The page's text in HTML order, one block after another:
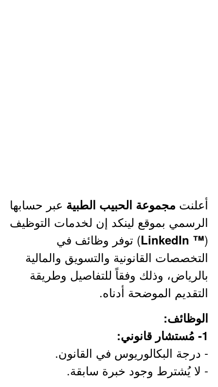
أعلنت مجموعة الحبيب الطبية عبر حسابها
الرسمي بموقع لينكد إن لخدمات التوظيف
(
™ LinkedIn
) توفر وظائف في
التخصصات القانونية والتسويق والمالية
بالرياض، وذلك وفقاً للتفاصيل وطريقة
التقديم الموضحة أدناه.
الوظائف:
1- مُستشار قانوني:
- درجة البكالوريوس في القانون.
- لا يُشترط وجود خبرة سابقة.